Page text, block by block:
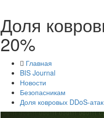
Доля
20%
Главная
BIS Journal
Новости
Безопасникам
Доля ковровых DDoS-